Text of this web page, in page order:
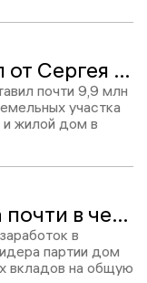
Николай Павелко отстал от Сергея Почтарева на 4,5 млн рублей
почти 9,9 млн
участка
жилой дом в
Доходы Ивана Устинова почти в четыре раза превысили заработок Руслана Перелыгина
в
партии дом
вкладов на общую